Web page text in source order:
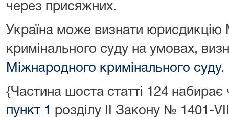
через присяжних.
Україна може визнати юрисдикцію
кримінального суду на умовах,
Міжнародного кримінального суду.
{Частина шоста статті 124 набирає
пункт 1
розділу II Закону № 1401-